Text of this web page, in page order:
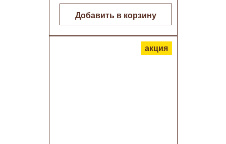
Добавить в корзину
акция